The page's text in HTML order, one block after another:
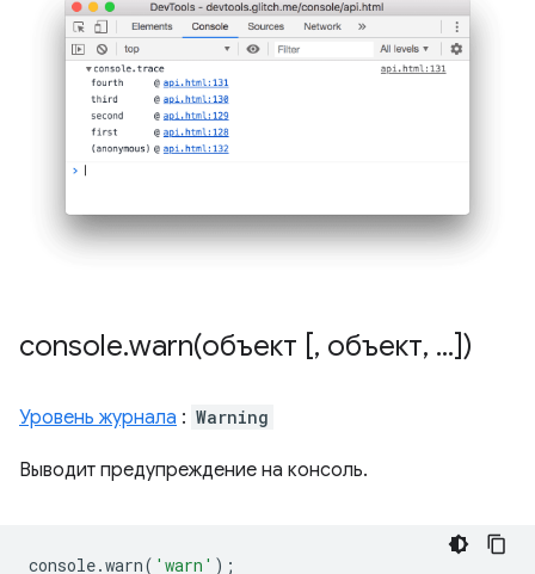
console.warn(объект [, объект, ...])
Уровень журнала : Warning
Выводит предупреждение на консоль.
console.warn( 'warn' );